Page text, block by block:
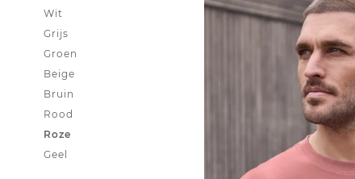
Wit
Grijs
Groen
Beige
Bruin
Rood
Roze
Geel